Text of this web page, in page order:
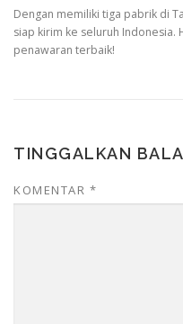
Dengan memiliki tiga pabrik di
siap kirim ke seluruh Indonesia.
penawaran terbaik!
TINGGALKAN
KOMENTAR *